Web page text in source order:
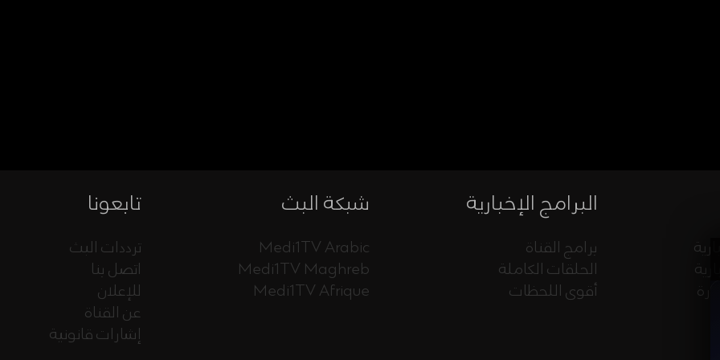
البرامج الإخبارية
برامج القناة
الحلقات الكاملة
أقوى اللحظات
شبكة البث
Medi1TV Arabic
Medi1TV Maghreb
Medi1TV Afrique
تابعونا
ترددات البث
اتصل بنا
للإعلان
عن القناة
إشارات قانونية